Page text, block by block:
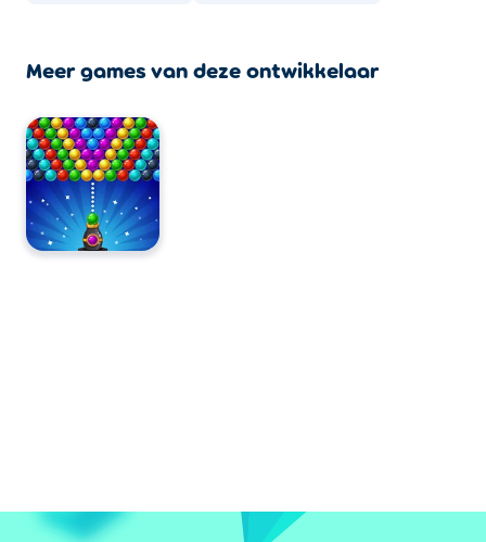
Meer games van deze ontwikkelaar